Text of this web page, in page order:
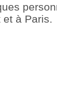
et à Paris.